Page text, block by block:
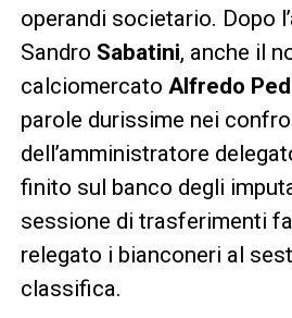
operandi societario. Dopo
Sandro Sabatini, anche il
calciomercato Alfredo
parole durissime nei
dell’amministratore
finito sul banco degli
sessione di trasferimenti
relegato i bianconeri al
classifica.